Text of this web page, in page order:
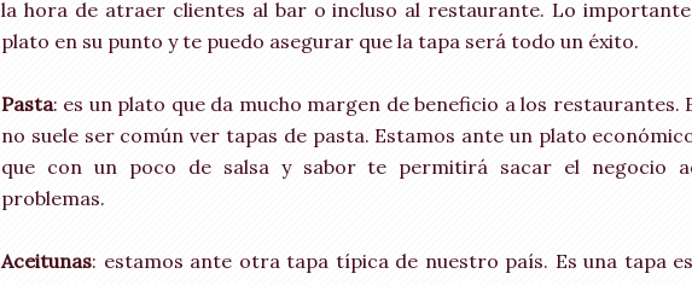
la hora de atraer clientes al bar o incluso al restaurante. Lo
plato en su punto y te puedo asegurar que la tapa será todo un éxito.
Pasta: es un plato que da mucho margen de beneficio a los restaurantes.
no suele ser común ver tapas de pasta. Estamos ante un plato
que con un poco de salsa y sabor te permitirá sacar el negocio
problemas.
Aceitunas: estamos ante otra tapa típica de nuestro país. Es una tapa